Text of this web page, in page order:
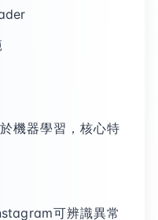
機器學習，核心特
可辨識異常